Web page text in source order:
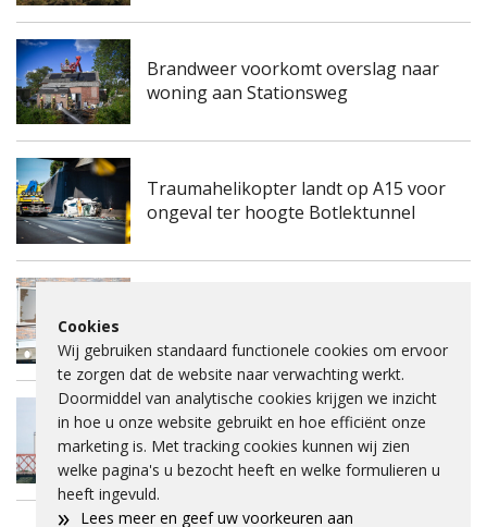
Brandweer voorkomt overslag naar
woning aan Stationsweg
Traumahelikopter landt op A15 voor
ongeval ter hoogte Botlektunnel
ontruimd na mogelijke gaslucht
Spijkenisserbrug twee keer enkele
nachten dicht voor onderhoud
Cookies
Wij gebruiken standaard functionele cookies om ervoor
te zorgen dat de website naar verwachting werkt.
Doormiddel van analytische cookies krijgen we inzicht
in hoe u onze website gebruikt en hoe efficiënt onze
marketing is. Met tracking cookies kunnen wij zien
welke pagina's u bezocht heeft en welke formulieren u
heeft ingevuld.
» Lees meer en geef uw voorkeuren aan